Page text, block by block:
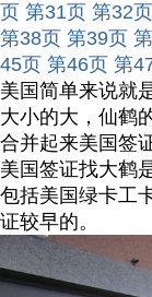
页 第31页 第32页
第38页 第39页
45页 第46页 第
美国简单来说就
大小的大，仙鹤
合并起来美国签
美国签证找大鹤
包括美国绿卡工
证较早的。